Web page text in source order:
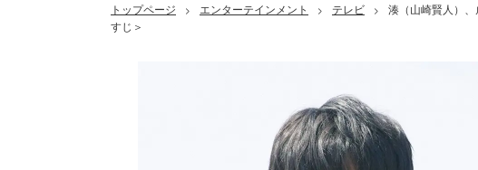
トップページ > エンターテインメント > テレビ >
湊（山崎賢人）
すじ＞